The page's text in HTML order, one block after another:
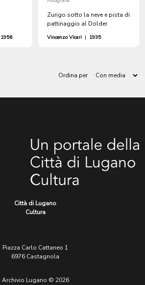
Zurigo sotto la neve e pista di
pattinaggio al Dolder
Vincenzo Vicari | 1935
Ordina per
Città di Lugano
Cultura
Piazza Carlo Cattaneo 1
6976 Castagnola
Archivio Lugano © 2026